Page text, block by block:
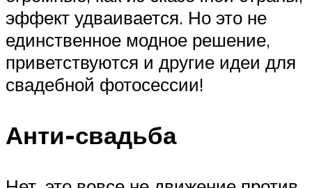
эффект удваивается. Но это не
единственное модное решение,
приветствуются и другие идеи для
свадебной фотосессии!
Анти-свадьба